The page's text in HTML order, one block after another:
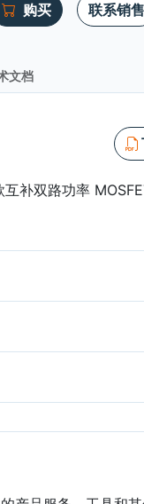
购买 联系销售
文档
补双路功率